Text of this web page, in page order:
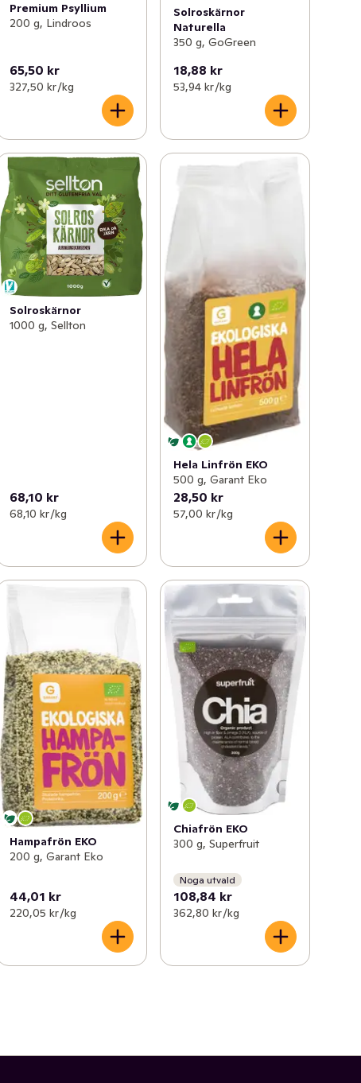
Premium Psyllium
200 g, Lindroos
65,50 kr
327,50 kr /kg
Solroskärnor
Naturella
350 g, GoGreen
18,88 kr
53,94 kr /kg
Solroskärnor
1000 g, Sellton
68,10 kr
68,10 kr /kg
Hela Linfrön EKO
500 g, Garant Eko
28,50 kr
57,00 kr /kg
Hampafrön EKO
200 g, Garant Eko
44,01 kr
220,05 kr /kg
Chiafrön EKO
300 g, Superfruit
Noga utvald
108,84 kr
362,80 kr /kg